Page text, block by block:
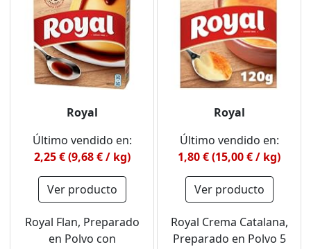
Royal
Último vendido en:
2,25 € (9,68 € / kg)
Ver producto
Royal Flan, Preparado
en Polvo con
Royal
Último vendido en:
1,80 € (15,00 € / kg)
Ver producto
Royal Crema Catalana,
Preparado en Polvo 5